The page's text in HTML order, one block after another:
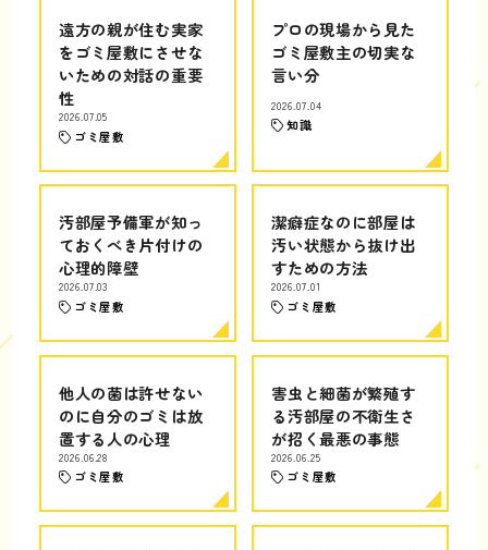
遠方の親が住む実家
をゴミ屋敷にさせな
いための対話の重要
性
2026.07.05
ゴミ屋敷
プロの現場から見た
ゴミ屋敷主の切実な
言い分
2026.07.04
知識
汚部屋予備軍が知っ
ておくべき片付けの
心理的障壁
2026.07.03
ゴミ屋敷
潔癖症なのに部屋は
汚い状態から抜け出
すための方法
2026.07.01
ゴミ屋敷
他人の菌は許せない
のに自分のゴミは放
置する人の心理
2026.06.28
ゴミ屋敷
害虫と細菌が繁殖す
る汚部屋の不衛生さ
が招く最悪の事態
2026.06.25
ゴミ屋敷